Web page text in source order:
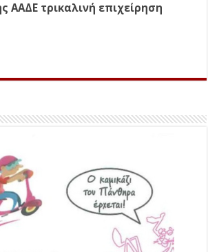
ΑΑΔΕ τρικαλινή επιχείρηση